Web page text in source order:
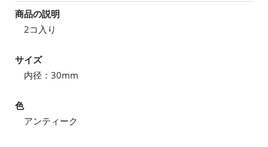
商品の説明
2コ入り
サイズ
内径：30mm
色
アンティーク